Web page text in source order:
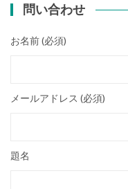
問い合わせ
お名前 (必須)
メールアドレス (必須)
題名